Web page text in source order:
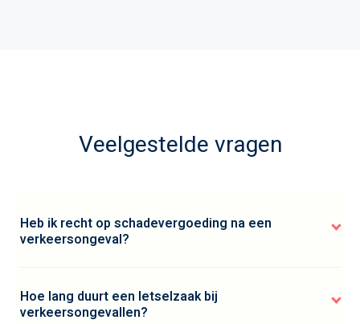
Veelgestelde vragen
Heb ik recht op schadevergoeding na een
verkeersongeval?
Hoe lang duurt een letselzaak bij
verkeersongevallen?